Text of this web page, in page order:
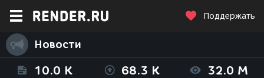
Поддержать
Новости
10.0 K 68.3 K 32.0 M